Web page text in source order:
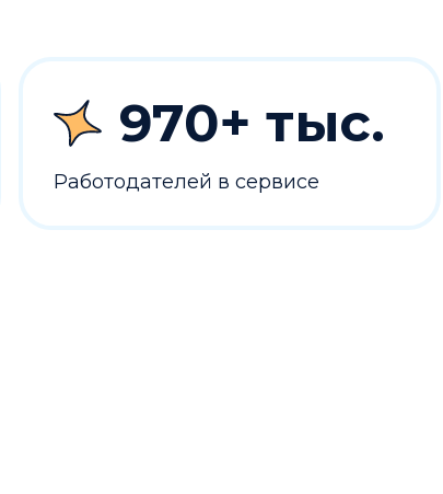
Работодателей в сервисе
970+ тыс.